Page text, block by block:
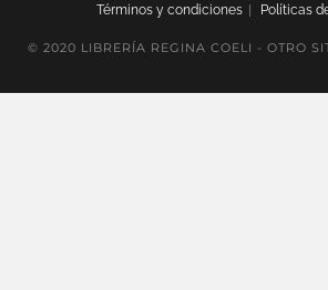
Términos y condiciones Políticas
© 2020 LIBRERÍA REGINA COELI - OTRO